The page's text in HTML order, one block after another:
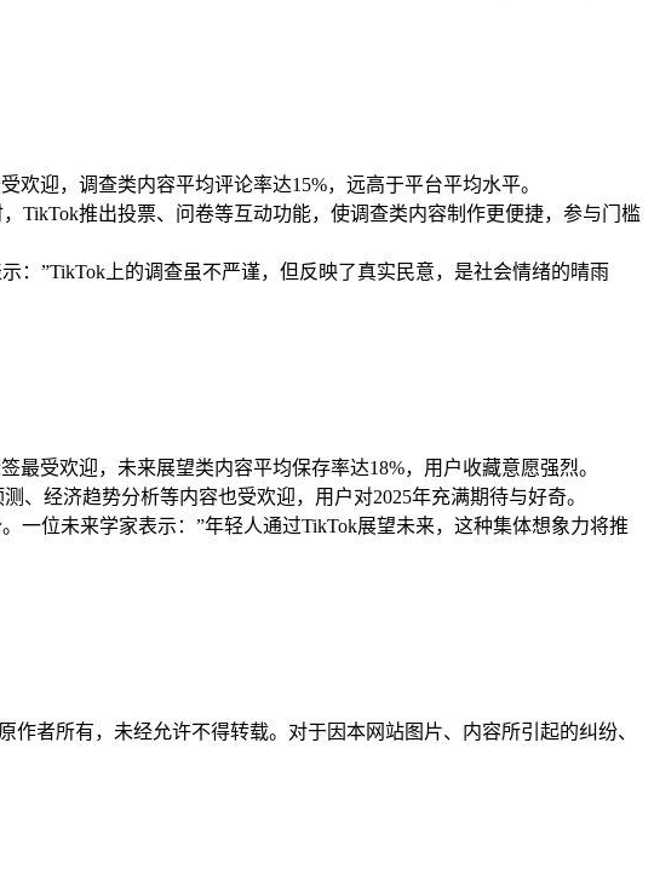
迎，调查类内容平均评论率达15%，远高于平台平均水平。
TikTok推出投票、问卷等互动功能，使调查类内容制作更便捷，参与门槛
”TikTok上的调查虽不严谨，但反映了真实民意，是社会情绪的晴雨
最受欢迎，未来展望类内容平均保存率达18%，用户收藏意愿强烈。
经济趋势分析等内容也受欢迎，用户对2025年充满期待与好奇。
一位未来学家表示：”年轻人通过TikTok展望未来，这种集体想象力将推
者所有，未经允许不得转载。对于因本网站图片、内容所引起的纠纷、